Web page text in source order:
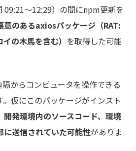
09:21〜12:29）の間にnpm更新を
意のあるaxiosパッケージ（RAT:
の木馬を含む） を取得した可能
からコンピュータを操作できる
仮にこのパッケージがインスト
開発環境内のソースコード、環境
に送信されていた可能性がありま